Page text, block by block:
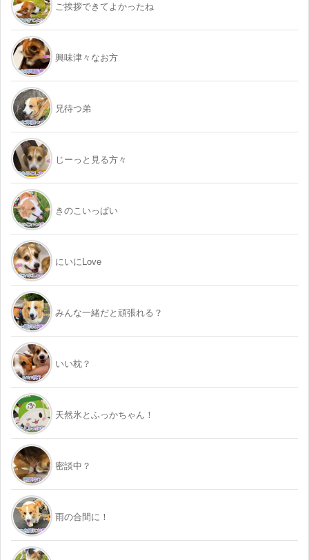
ご挨拶できてよかったね
興味津々なお方
兄待つ弟
じーっと見る方々
きのこいっぱい
にいにLove
みんな一緒だと頑張れる？
いい枕？
天然氷とふっかちゃん！
密談中？
雨の合間に！